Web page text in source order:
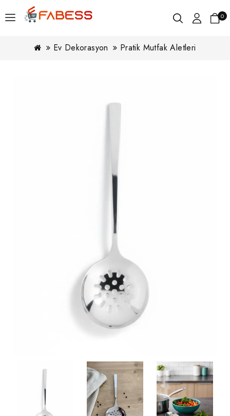
0
Ev Dekorasyon Pratik Mutfak Aletleri